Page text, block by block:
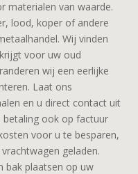
materialen van waarde.
lood, koper of andere
Wij vinden
voor uw oud
wij een eerlijke
Laat ons
en u direct contact uit
ook op factuur
voor u te besparen,
geladen.
bak plaatsen op uw